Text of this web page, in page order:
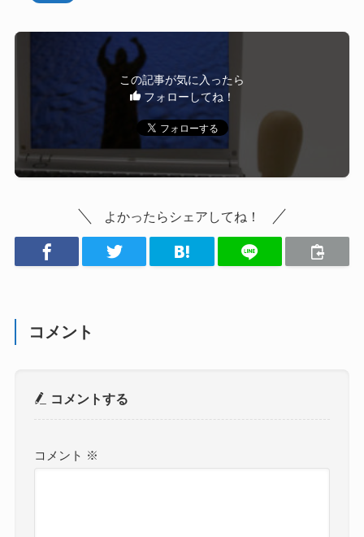
この記事が気に入ったら
フォローしてね！
よかったらシェアしてね！
コメント
コメントする
コメント ※